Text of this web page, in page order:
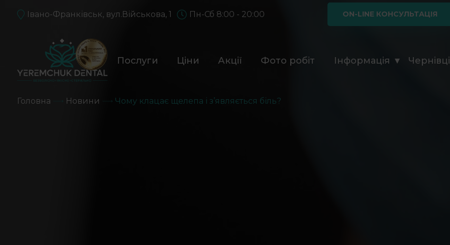
Івано-Франківськ, вул.Військова, 1 Пн-Сб 8:00 - 20:00 ON-LINE КОНСУЛЬТАЦІЯ
Послуги Ціни Акції Фото робіт Інформація Чернівці
Головна Новини Чому клацає щелепа і з’являється біль?